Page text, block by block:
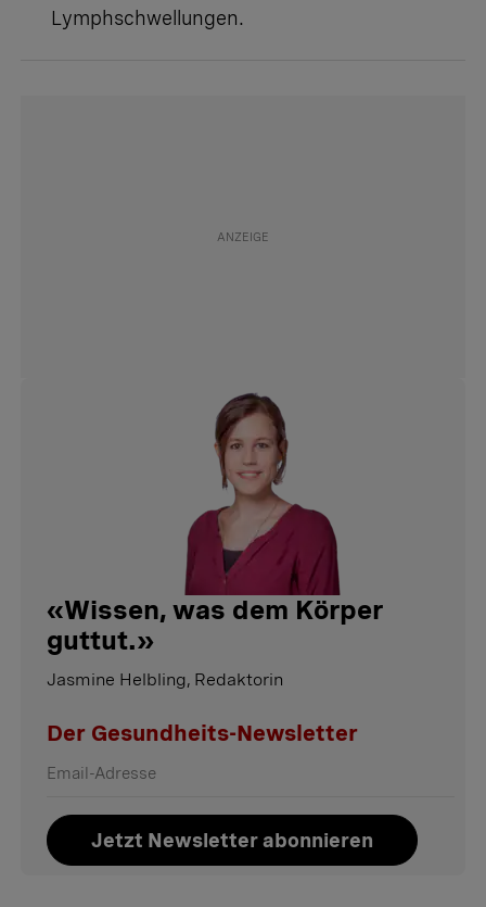
Lymphschwellungen.
«Wissen, was dem Körper
guttut.»
Jasmine Helbling, Redaktorin
Der Gesundheits-Newsletter
Jetzt Newsletter abonnieren